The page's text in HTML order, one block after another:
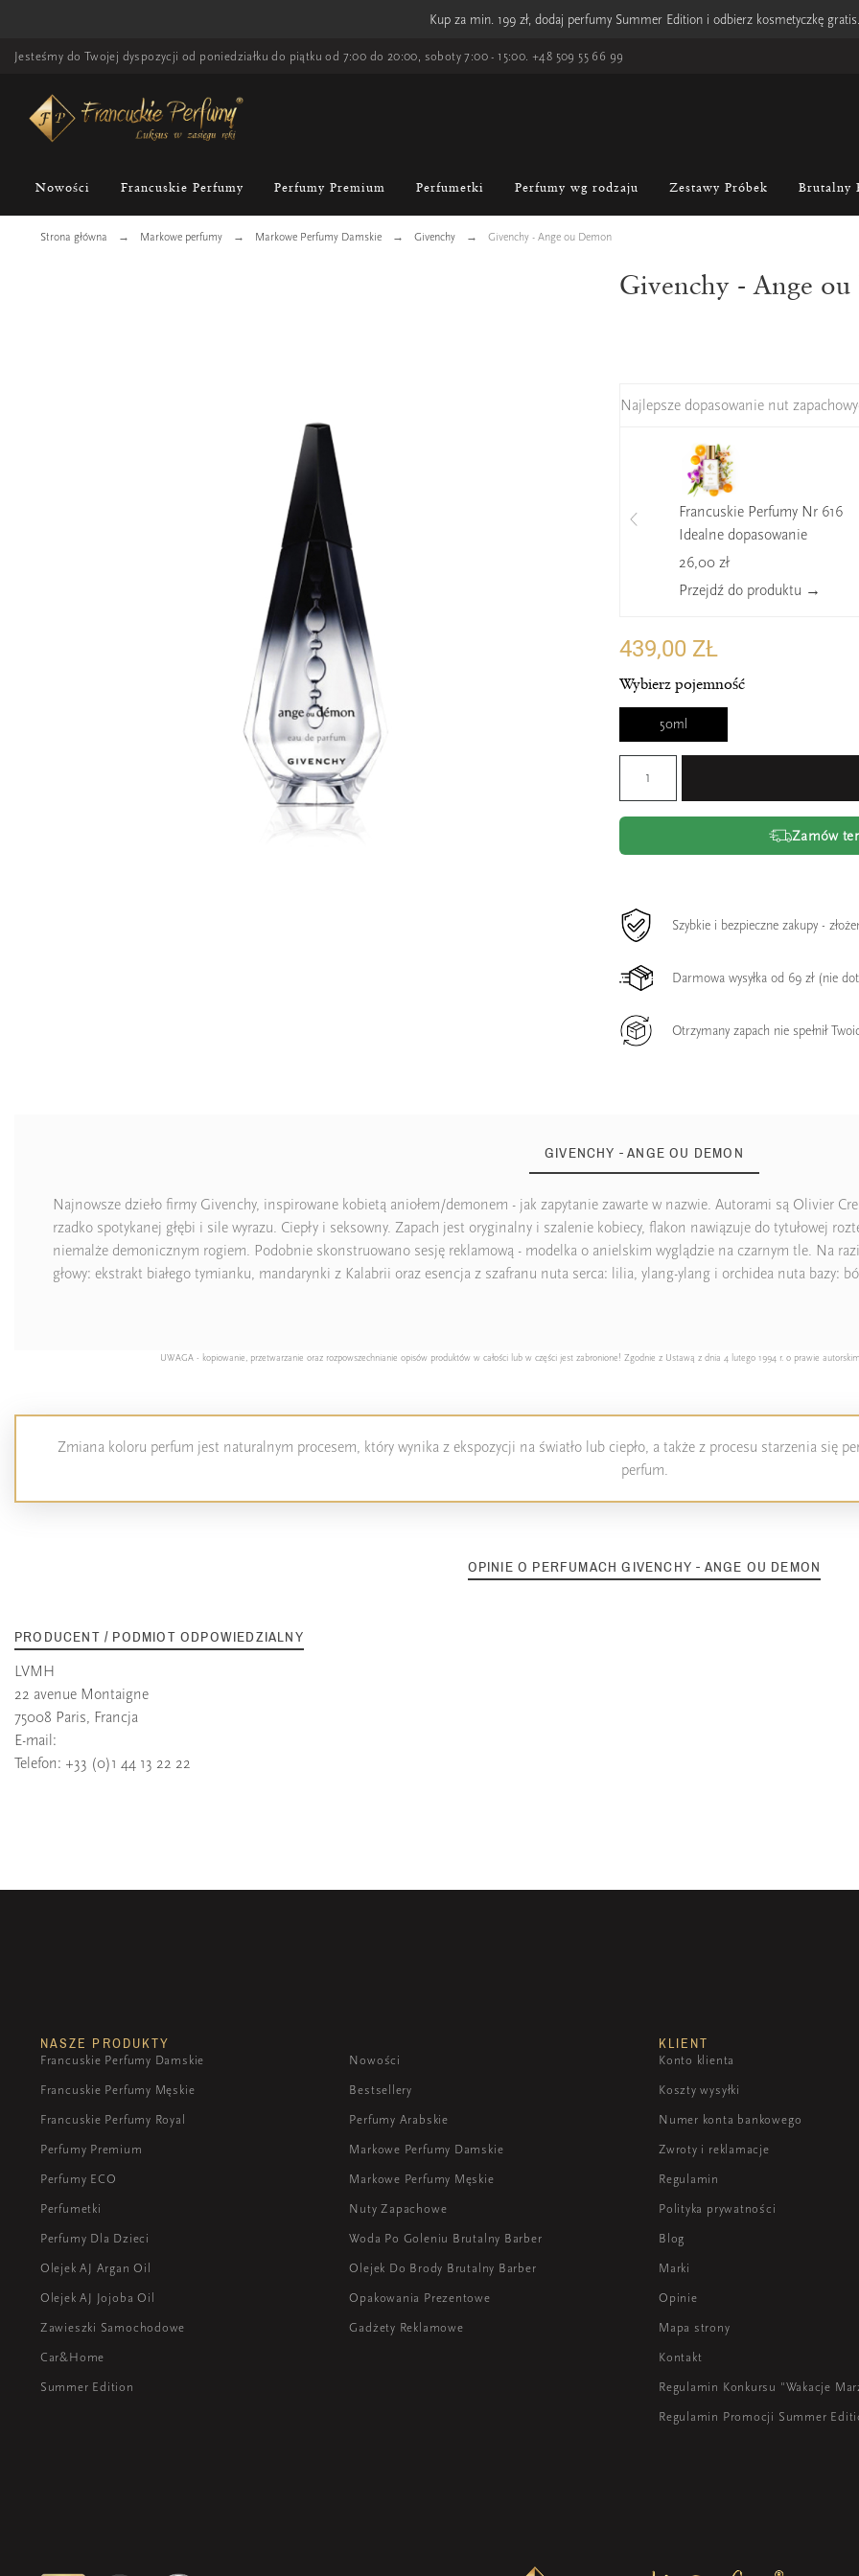
Kup za min. 199 zł, dodaj perfumy Summer Edition i odbierz kosmetyczkę gratis.
Jesteśmy do Twojej dyspozycji od poniedziałku do piątku od 7:00 do 20:00, soboty 7:00 - 15:00. +48 509 55 66 99
Nowości Francuskie Perfumy Perfumy Premium Perfumetki Perfumy wg rodzaju Zestawy Próbek Brutalny
Strona główna Markowe perfumy Markowe Perfumy Damskie Givenchy Givenchy - Ange ou Demon
Givenchy - Ange
Najlepsze dopasowanie nut
Francuskie Perfumy Nr 616
Idealne dopasowanie
26,00 zł
Przejdź do produktu →
439,00 ZŁ
Wybierz pojemność
50ml
Zamów
Szybkie i bezpieczne zakupy -
Darmowa wysyłka od 69 zł (nie
Otrzymany zapach nie spełnił
GIVENCHY - ANGE OU DEMON
Najnowsze dzieło firmy Givenchy, inspirowane kobietą aniołem/demonem - jak zapytanie zawarte w nazwie. Autorami są Olivier
rzadko spotykanej głębi i sile wyrazu. Ciepły i seksowny. Zapach jest oryginalny i szalenie kobiecy, flakon nawiązuje do tytułowej
niemalże demonicznym rogiem. Podobnie skonstruowano sesję reklamową - modelka o anielskim wyglądzie na czarnym tle. Na
głowy: ekstrakt białego tymianku, mandarynki z Kalabrii oraz esencja z szafranu nuta serca: lilia, ylang-ylang i orchidea nuta bazy:
UWAGA - kopiowanie, przetwarzanie oraz rozpowszechnianie opisów produktów w całości lub w części jest zabronione! Zgodnie z Ustawą z dnia 4 lutego 1994 r. o prawie
Zmiana koloru perfum jest naturalnym procesem, który wynika z ekspozycji na światło lub ciepło, a także z procesu starzenia się
perfum.
OPINIE O PERFUMACH GIVENCHY - ANGE OU DEMON
PRODUCENT / PODMIOT ODPOWIEDZIALNY
LVMH
22 avenue Montaigne
75008 Paris, Francja
E-mail:
Telefon: +33 (0)1 44 13 22 22
NASZE PRODUKTY
Francuskie Perfumy Damskie
Francuskie Perfumy Męskie
Francuskie Perfumy Royal
Perfumy Premium
Perfumy ECO
Perfumetki
Perfumy Dla Dzieci
Olejek AJ Argan Oil
Olejek AJ Jojoba Oil
Zawieszki Samochodowe
Car&Home
Summer Edition
Nowości
Bestsellery
Perfumy Arabskie
Markowe Perfumy Damskie
Markowe Perfumy Męskie
Nuty Zapachowe
Woda Po Goleniu Brutalny Barber
Olejek Do Brody Brutalny Barber
Opakowania Prezentowe
Gadżety Reklamowe
KLIENT
Konto klienta
Koszty wysyłki
Numer konta bankowego
Zwroty i reklamacje
Regulamin
Polityka prywatności
Blog
Marki
Opinie
Mapa strony
Kontakt
Regulamin Konkursu "Wakacje
Regulamin Promocji Summer